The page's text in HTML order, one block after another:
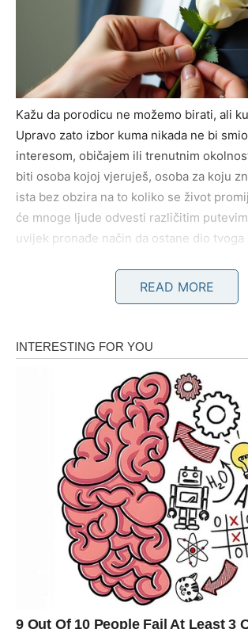
Kažu da porodicu ne možemo birati, ali
Upravo zato izbor kuma nikada ne bi
interesom, običajem ili trenutnim
biti osoba kojoj vjeruješ, osoba za koju
ista bez obzira na to koliko se život
će mnoge ljude odvesti različitim
uvijek pronađe način da ostane dio tvoga
Koliko god se svijet mijenjao, vrijednost
ista. Nekada su naši djedovi i bake
su znali da kum nije samo gost na
porodice kojeg ne povezuje krv, nego
dublje – međusobno povjerenje,
Život nije sastavljen samo od lijepih dana.
kroz razočaranja, gubitke, bolesti,
kada mislimo da više nemamo snage.
jasno ko su ljudi koji nas istinski vole.
kada dođu problemi. Naprotiv, tada će biti
Njegova riječ podrške često vrijedi više
savjeta, a njegovo prisustvo donosi
se ne može opisati.
Pravo kumstvo ne mjeri se skupim
READ MORE